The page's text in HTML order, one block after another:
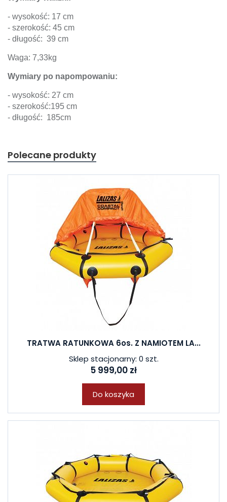
- wysokość: 17 cm
- szerokość: 45 cm
- długość: 39 cm
Waga: 7,33kg
Wymiary po napompowaniu:
- wysokość: 27 cm
- szerokość:195 cm
- długość: 185cm
Polecane produkty
TRATWA RATUNKOWA 6os. Z NAMIOTEM LA...
Sklep stacjonarny: 0 szt.
5 999,00 zł
Do koszyka